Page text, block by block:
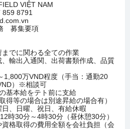
VIỆT NAM
8791
募集要項
でに関わる全ての作業
通関、出荷書類作成、品質
万VND程度（手当：通勤20
）※相談可
本給をテト前に支給
の場合は別途昇給の場合有）
日曜、祝日、有給休暇
時30分～4時30分（昼休憩30分）
格取得の費用全額を会社負担（会